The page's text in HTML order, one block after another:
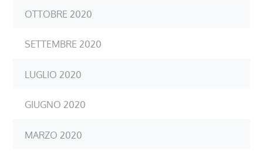
OTTOBRE 2020
SETTEMBRE 2020
LUGLIO 2020
GIUGNO 2020
MARZO 2020